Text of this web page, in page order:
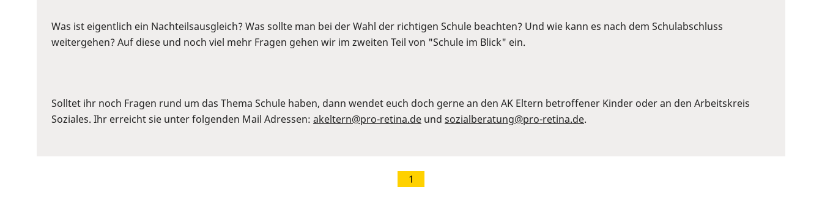
Space
to
Was ist eigentlich ein Nachteilsausgleich? Was sollte man bei der Wahl der richtigen Schule beachten? Und wie kann es nach dem Schulabschluss
weitergehen? Auf diese und noch viel mehr Fragen gehen wir im zweiten Teil von "Schule im Blick" ein.
Solltet ihr noch Fragen rund um das Thema Schule haben, dann wendet euch doch gerne an den AK Eltern betroffener Kinder oder an den Arbeitskreis
Soziales. Ihr erreicht sie unter folgenden Mail Adressen: akeltern@pro-retina.de und sozialberatung@pro-retina.de.
1